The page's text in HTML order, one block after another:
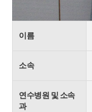
이름
소속
연수병원 및 소속
과